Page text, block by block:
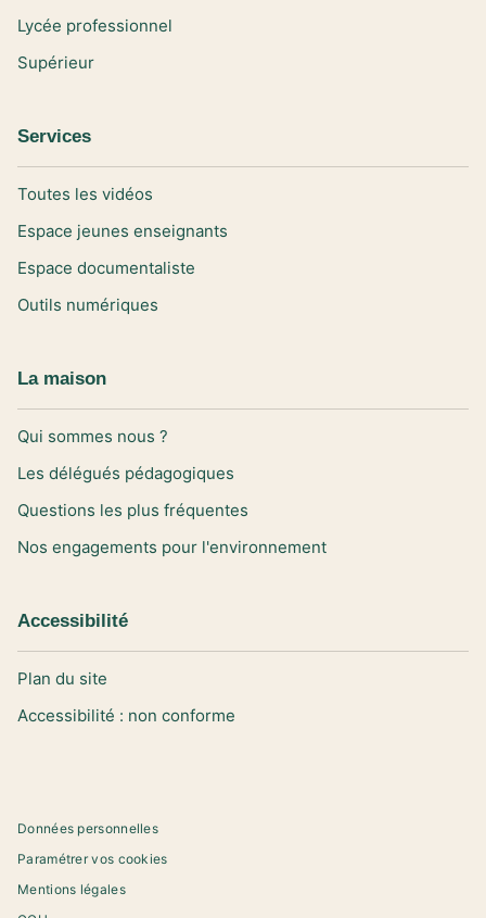
Lycée professionnel
Supérieur
Services
Toutes les vidéos
Espace jeunes enseignants
Espace documentaliste
Outils numériques
La maison
Qui sommes nous ?
Les délégués pédagogiques
Questions les plus fréquentes
Nos engagements pour l'environnement
Accessibilité
Plan du site
Accessibilité : non conforme
Données personnelles
Paramétrer vos cookies
Mentions légales